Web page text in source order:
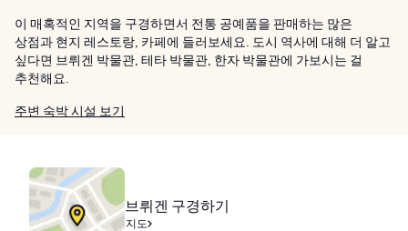
이 매혹적인 지역을 구경하면서 전통 공예품을 판매하는 많은
상점과 현지 레스토랑, 카페에 들러보세요. 도시 역사에 대해 더 알고
싶다면 브뤼겐 박물관, 테타 박물관, 한자 박물관에 가보시는 걸
추천해요.
주변 숙박 시설 보기
브뤼겐 구경하기
지도